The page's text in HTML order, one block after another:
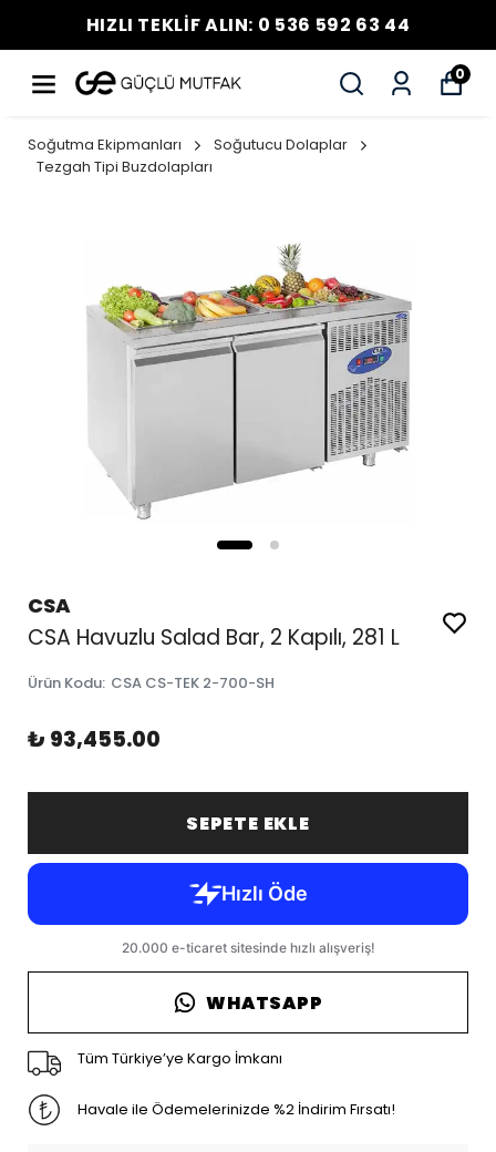
HIZLI TEKLİF ALIN: 0 536 592 63 44
0
Soğutma Ekipmanları
Soğutucu Dolaplar
Tezgah Tipi Buzdolapları
CSA
CSA Havuzlu Salad Bar, 2 Kapılı, 281 L
Ürün Kodu: CSA CS-TEK 2-700-SH
₺ 93,455.00
SEPETE EKLE
WHATSAPP
Tüm Türkiye’ye Kargo İmkanı
Havale ile Ödemelerinizde %2 İndirim Fırsatı!